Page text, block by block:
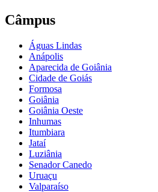
Câmpus
Águas Lindas
Anápolis
Aparecida de Goiânia
Cidade de Goiás
Formosa
Goiânia
Goiânia Oeste
Inhumas
Itumbiara
Jataí
Luziânia
Senador Canedo
Uruaçu
Valparaíso